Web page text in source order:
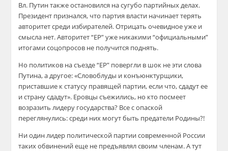
Вл. Путин также остановился на сугубо партийных делах.
Президент признался, что партия власти начинает терять
авторитет среди избирателей. Отрицать очевидное уже и
смысла нет. Авторитет “ЕР” уже никакими “официальными”
итогами соцопросов не получится поднять.
Но политиков на съезде “ЕР” повергли в шок не эти слова
Путина, а другое: «Словоблуды и конъюнктурщики,
приставшие к статусу правящей партии, если что, сдадут ее
и страну сдадут». Еровцы съежились, но кто посмеет
возразить лидеру государства? Все с опаской
переглянулись: среди них могут быть предатели Родины?!
Ни один лидер политической партии современной России
таких обвинений еще не предъявлял своим членам. А тут